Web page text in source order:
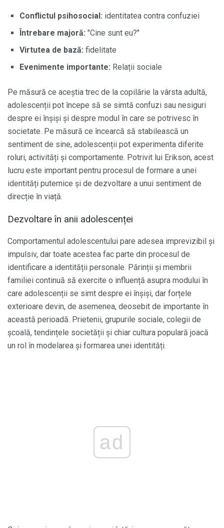
Conflictul psihosocial: identitatea contra confuziei
Întrebare majoră: "Cine sunt eu?"
Virtutea de bază: fidelitate
Evenimente importante: Relații sociale
Pe măsură ce aceștia trec de la copilărie la vârsta adultă,
adolescenții pot începe să se simtă confuzi sau nesiguri
despre ei înșiși și despre modul în care se potrivesc în
societate. Pe măsură ce încearcă să stabilească un
sentiment de sine, adolescenții pot experimenta diferite
roluri, activități și comportamente. Potrivit lui Erikson, acest
lucru este important pentru procesul de formare a unei
identități puternice și de dezvoltare a unui sentiment de
direcție în viață.
Dezvoltare în anii adolescenței
Comportamentul adolescentului pare adesea imprevizibil și
impulsiv, dar toate acestea fac parte din procesul de
identificare a identității personale. Părinții și membrii
familiei continuă să exercite o influență asupra modului în
care adolescenții se simt despre ei înșiși, dar forțele
exterioare devin, de asemenea, deosebit de importante în
această perioadă. Prietenii, grupurile sociale, colegii de
școală, tendințele societății și chiar cultura populară joacă
un rol în modelarea și formarea unei identități.
ad